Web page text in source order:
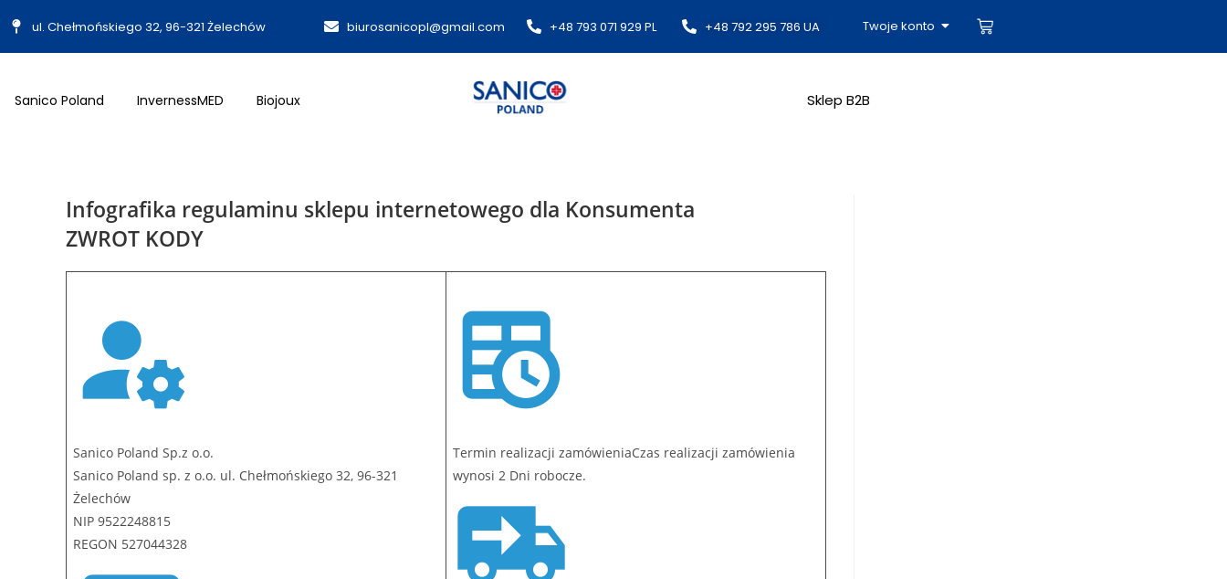
ul. Chełmońskiego 32, 96-321 Żelechów biurosanicopl@gmail.com​ +48 793 071 929 PL +48 792 295 786 UA Twoje konto
Sanico Poland InvernessMED Biojoux Sklep B2B
Infografika regulaminu sklepu internetowego dla Konsumenta
ZWROT KODY
Sanico Poland Sp.z o.o.
Sanico Poland sp. z o.o. ul. Chełmońskiego 32, 96-321
Żelechów
NIP 9522248815
REGON 527044328
Termin realizacji zamówieniaCzas realizacji zamówienia
wynosi 2 Dni robocze.